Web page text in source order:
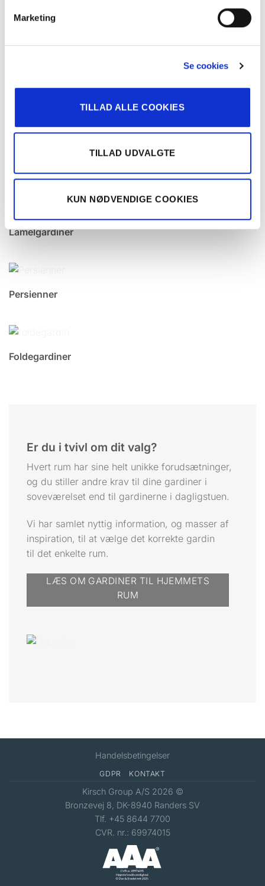
Marketing
Se cookies
TILLAD ALLE COOKIES
TILLAD UDVALGTE
KUN NØDVENDIGE COOKIES
Lamelgardiner
Persienner
Foldegardiner
Er du i tvivl om dit valg?
Hvert rum har sine helt unikke forudsætninger,
og du stiller andre krav til dine gardiner i
soveværelset end til gardinerne i dagligstuen.
Vi har samlet nyttig information, og masser af
inspiration, til at vælge det korrekte gardin
til det enkelte rum.
LÆS OM GARDINER TIL HJEMMETS
RUM
Handelsbetingelser
GDPR KONTAKT
Kirsch Group A/S 2026 ©
Bronzevej 8, DK-8940 Randers SV
Tlf. +45 8644 7700
CVR. nr.: 69974015